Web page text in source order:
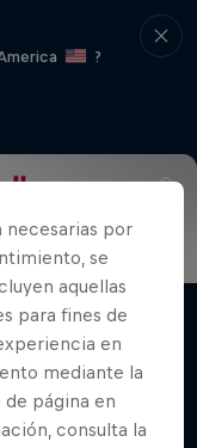
?
necesarias por
se
aquellas
para fines de
en
mediante la
página en
consulta la